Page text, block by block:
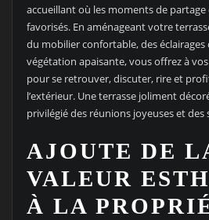
accueillant où les moments de
favorisés. En aménageant votre
du mobilier confortable, des
végétation apaisante, vous offrez à
pour se retrouver, discuter, rire et
l’extérieur. Une terrasse joliment
privilégié des réunions joyeuses et des
AJOUTE DE
VALEUR
À LA